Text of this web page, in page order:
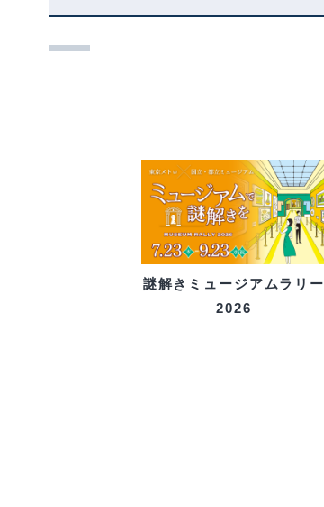
謎解きミュージアムラリー
2026